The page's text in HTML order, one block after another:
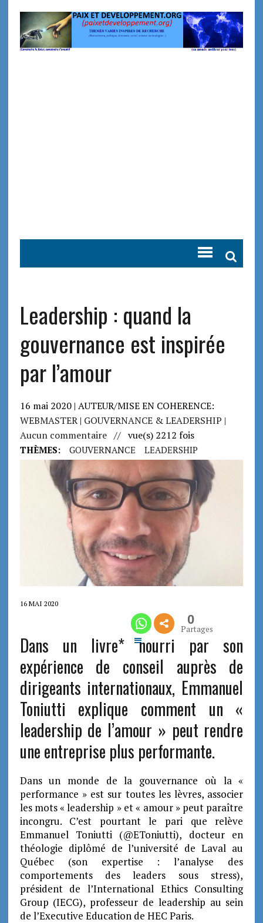
Leadership : quand la
gouvernance est inspirée
par l’amour
16 mai 2020 | AUTEUR/MISE EN COHERENCE:
WEBMASTER| GOUVERNANCE & LEADERSHIP |
Aucun commentaire// vue(s) 2212 fois
THÈMES: GOUVERNANCE LEADERSHIP
16 MAI 2020
0
Partages
Dans un livre* nourri par son
expérience de conseil auprès de
dirigeants internationaux, Emmanuel
Toniutti explique comment un «
leadership de l’amour » peut rendre
une entreprise plus performante.
Dans un monde de la gouvernance où la «
performance » est sur toutes les lèvres, associer
les mots « leadership » et « amour » peut paraître
incongru. C’est pourtant le pari que relève
Emmanuel Toniutti (@EToniutti), docteur en
théologie diplômé de l’université de Laval au
Québec (son expertise : l’analyse des
comportements des leaders sous stress),
président de l’International Ethics Consulting
Group (IECG), professeur de leadership au sein
de l’Executive Education de HEC Paris.